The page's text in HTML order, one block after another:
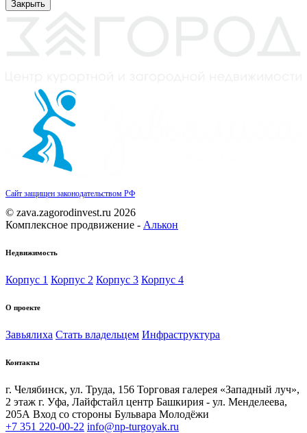
Закрыть
Сайт защищен законодательством РФ
© zava.zagorodinvest.ru 2026
Комплексное продвижение - Алькон
Недвижимость
Корпус 1 Корпус 2 Корпус 3 Корпус 4
О проекте
Завьялиха Стать владельцем Инфраструктура
Контакты
г. Челябинск, ул. Труда, 156 Торговая галерея «Западный луч»,
2 этаж г. Уфа, Лайфстайл центр Башкирия - ул. Менделеева,
205А Вход со стороны Бульвара Молодёжи
+7 351 220-00-22 info@np-turgoyak.ru